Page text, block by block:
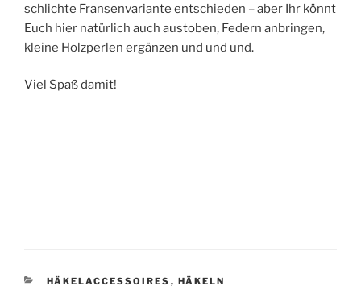
schlichte Fransenvariante entschieden – aber Ihr könnt
Euch hier natürlich auch austoben, Federn anbringen,
kleine Holzperlen ergänzen und und und.
Viel Spaß damit!
KATEGORIEN
HÄKELACCESSOIRES , HÄKELN